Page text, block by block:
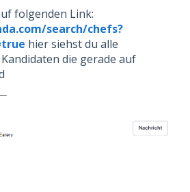
folgenden Link:
search/chefs?
hier siehst du alle
die gerade auf